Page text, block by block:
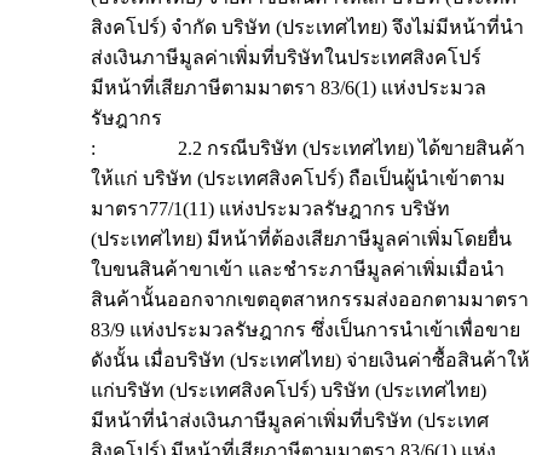
สิงคโปร์) จำกัด บริษัท (ประเทศไทย) จึงไม่มีหน้าที่นำ
ส่งเงินภาษีมูลค่าเพิ่มที่บริษัทในประเทศสิงคโปร์
มีหน้าที่เสียภาษีตามมาตรา 83/6(1) แห่งประมวล
รัษฎากร
: 2.2 กรณีบริษัท (ประเทศไทย) ได้ขายสินค้า
ให้แก่ บริษัท (ประเทศสิงคโปร์) ถือเป็นผู้นำเข้าตาม
มาตรา77/1(11) แห่งประมวลรัษฎากร บริษัท
(ประเทศไทย) มีหน้าที่ต้องเสียภาษีมูลค่าเพิ่มโดยยื่น
ใบขนสินค้าขาเข้า และชำระภาษีมูลค่าเพิ่มเมื่อนำ
สินค้านั้นออกจากเขตอุตสาหกรรมส่งออกตามมาตรา
83/9 แห่งประมวลรัษฎากร ซึ่งเป็นการนำเข้าเพื่อขาย
ดังนั้น เมื่อบริษัท (ประเทศไทย) จ่ายเงินค่าซื้อสินค้าให้
แก่บริษัท (ประเทศสิงคโปร์) บริษัท (ประเทศไทย)
มีหน้าที่นำส่งเงินภาษีมูลค่าเพิ่มที่บริษัท (ประเทศ
สิงคโปร์) มีหน้าที่เสียภาษีตามมาตรา 83/6(1) แห่ง